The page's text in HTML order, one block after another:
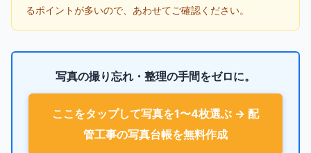
るポイントが多いので、あわせてご確認ください。
写真の撮り忘れ・整理の手間をゼロに。
ここをタップして写真を1〜4枚選ぶ → 配
管工事の写真台帳を無料作成